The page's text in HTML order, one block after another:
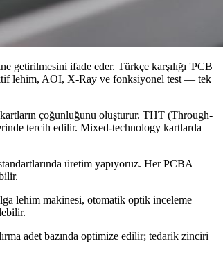
ifade eder. Türkçe karşılığı 'PCB
lehim, AOI, X-Ray ve fonksiyonel test — tek
çoğunluğunu oluşturur. THT (Through-
tercih edilir. Mixed-technology kartlarda
üretim yapıyoruz. Her PCBA
lehim makinesi, otomatik optik inceleme
adet bazında optimize edilir; tedarik zinciri